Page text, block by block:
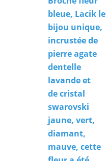
bleue, Lacik le
bijou unique,
incrustée de
pierre agate
dentelle
lavande et
de cristal
swarovski
jaune, vert,
diamant,
mauve, cette